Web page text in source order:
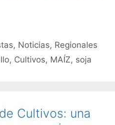
, Noticias, Regionales
, Cultivos, MAÍZ, soja
Cultivos: una